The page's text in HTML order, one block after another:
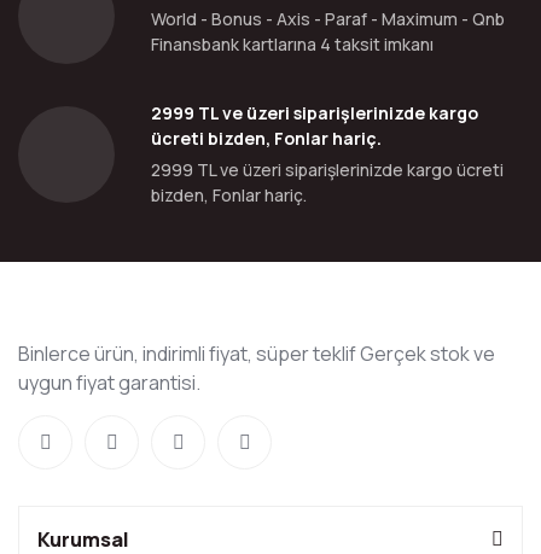
World - Bonus - Axis - Paraf - Maximum - Qnb
Finansbank kartlarına 4 taksit imkanı
2999 TL ve üzeri siparişlerinizde kargo
ücreti bizden, Fonlar hariç.
2999 TL ve üzeri siparişlerinizde kargo ücreti
bizden, Fonlar hariç.
Binlerce ürün, indirimli fiyat, süper teklif Gerçek stok ve
uygun fiyat garantisi.
Kurumsal